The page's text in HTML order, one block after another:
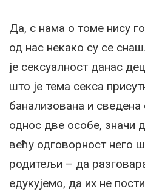
Да, с нама о томе нису
од нас некако су се
је сексуалност данас
што је тема секса
банализована и
однос две особе, значи
већу одговорност него
родитељи – да
едукујемо, да их не